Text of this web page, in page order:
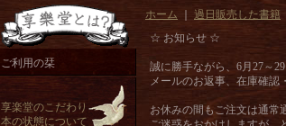
ご利用の栞
享楽堂のこだわり
本の状態について
ホーム 過日販売した書籍
☆ お知らせ ☆
誠に勝手ながら、6月27～
メールのお返事、在庫確認
お休みの間もご注文は通常